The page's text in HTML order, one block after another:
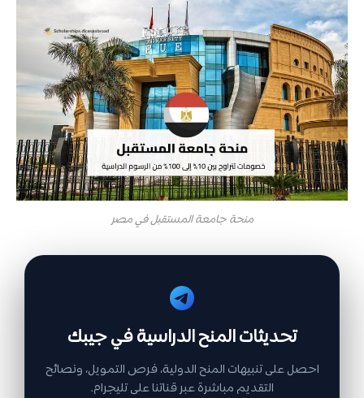
منحة جامعة المستقبل في مصر
تحديثات المنح الدراسية في جيبك
احصل على تنبيهات المنح الدولية، فرص التمويل، ونصائح
التقديم مباشرة عبر قناتنا على تليجرام.